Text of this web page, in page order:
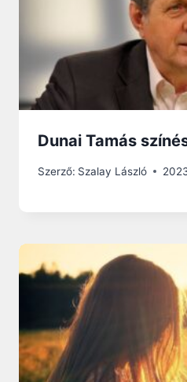
Dunai Tamás
Szerző: Szalay László